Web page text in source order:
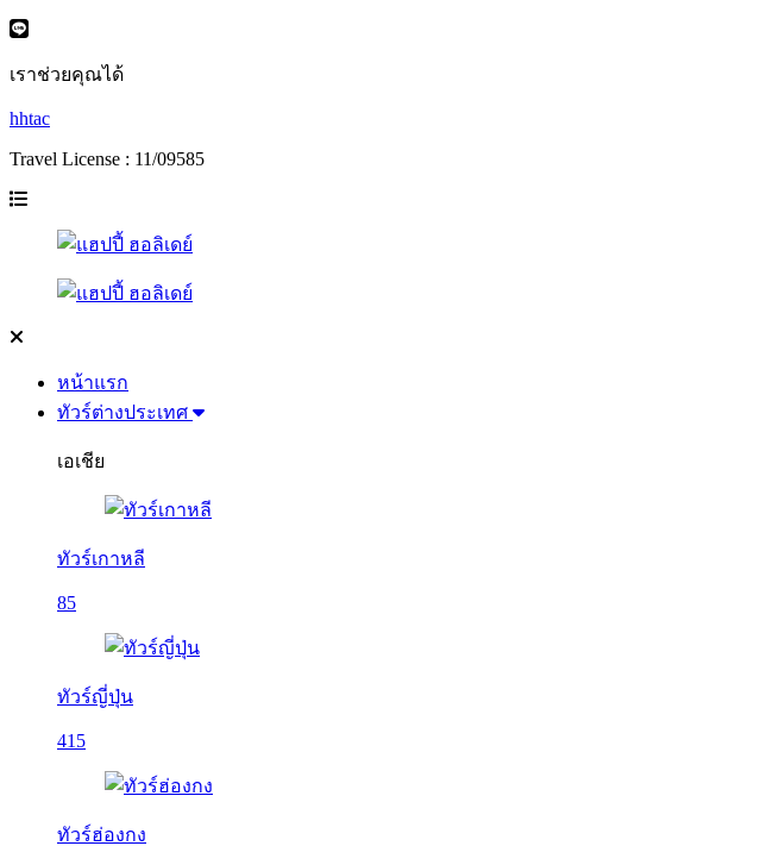
เราช่วยคุณได้
hhtac
Travel License : 11/09585
หน้าแรก
ทัวร์ต่างประเทศ
เอเชีย
ทัวร์เกาหลี
85
ทัวร์ญี่ปุ่น
415
ทัวร์ฮ่องกง